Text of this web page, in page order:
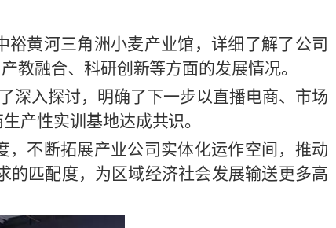
黄河三角洲小麦产业馆，详细了解了公司
教融合、科研创新等方面的发展情况。
深入探讨，明确了下一步以直播电商、市场
产性实训基地达成共识。
，不断拓展产业公司实体化运作空间，推动
的匹配度，为区域经济社会发展输送更多高